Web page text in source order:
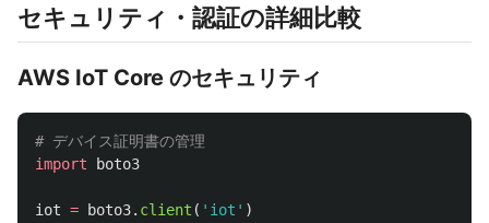
セキュリティ・認証の詳細比較
AWS IoT Core のセキュリティ
import
boto3
iot = boto3. client ( ' iot ' )